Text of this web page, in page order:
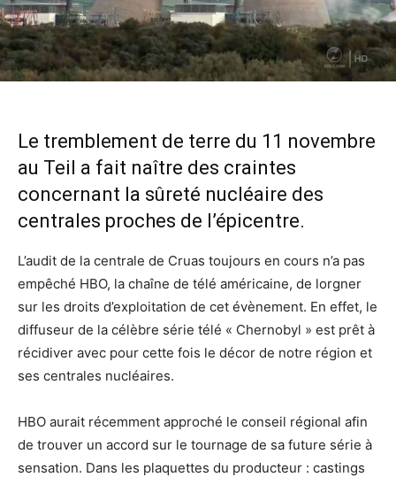
Le tremblement de terre du 11 novembre
au Teil a fait naître des craintes
concernant la sûreté nucléaire des
centrales proches de l’épicentre.
L’audit de la centrale de Cruas toujours en cours n’a pas
empêché HBO, la chaîne de télé américaine, de lorgner
sur les droits d’exploitation de cet évènement. En effet, le
diffuseur de la célèbre série télé « Chernobyl » est prêt à
récidiver avec pour cette fois le décor de notre région et
ses centrales nucléaires.
HBO aurait récemment approché le conseil régional afin
de trouver un accord sur le tournage de sa future série à
sensation. Dans les plaquettes du producteur : castings